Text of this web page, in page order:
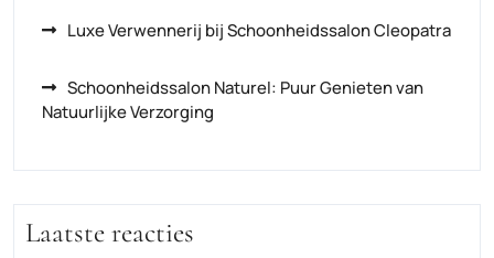
Luxe Verwennerij bij Schoonheidssalon Cleopatra
Schoonheidssalon Naturel: Puur Genieten van
Natuurlijke Verzorging
Laatste reacties